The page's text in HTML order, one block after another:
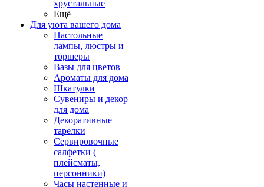
хрустальные
Ещё
Для уюта вашего дома
Настольные
лампы, люстры и
торшеры
Вазы для цветов
Ароматы для дома
Шкатулки
Сувениры и декор
для дома
Декоративные
тарелки
Сервировочные
салфетки (
плейсматы,
персонники)
Часы настенные и